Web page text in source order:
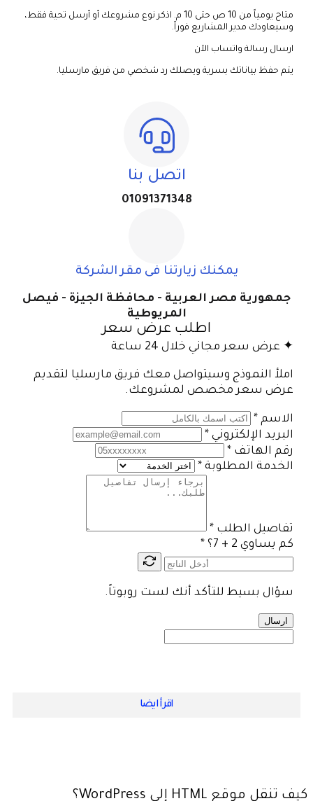
متاح يومياً من 10 ص حتى 10 م. اذكر نوع مشروعك أو أرسل تحية فقط،
وسيعاودك مدير المشاريع فوراً.
ارسال رسالة واتساب الآن
يتم حفظ بياناتك بسرية ويصلك رد شخصي من فريق مارسليا.
اتصل بنا
01091371348
يمكنك زيارتنا فى مقر الشركة
جمهورية مصر العربية - محافظة الجيزة - فيصل
المريوطية
اطلب عرض سعر
✦ عرض سعر مجاني خلال 24 ساعة
املأ النموذج وسيتواصل معك فريق مارسليا لتقديم
عرض سعر مخصص لمشروعك.
الاسم *
البريد الإلكتروني *
رقم الهاتف *
الخدمة المطلوبة *
تفاصيل الطلب *
كم يساوي 2 + 7؟
*
سؤال بسيط للتأكد أنك لست روبوتاً.
ارسال
اقرأ ايضا
كيف تنقل موقع HTML إلى WordPress؟